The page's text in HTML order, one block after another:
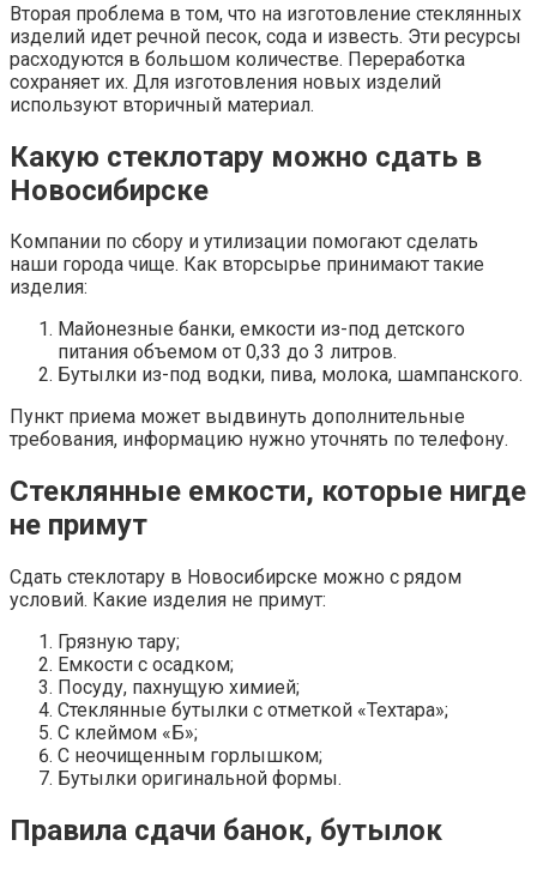
Вторая проблема в том, что на изготовление стеклянных
изделий идет речной песок, сода и известь. Эти ресурсы
расходуются в большом количестве. Переработка
сохраняет их. Для изготовления новых изделий
используют вторичный материал.
Какую стеклотару можно сдать в
Новосибирске
Компании по сбору и утилизации помогают сделать
наши города чище. Как вторсырье принимают такие
изделия:
Майонезные банки, емкости из-под детского
питания объемом от 0,33 до 3 литров.
Бутылки из-под водки, пива, молока, шампанского.
Пункт приема может выдвинуть дополнительные
требования, информацию нужно уточнять по телефону.
Стеклянные емкости, которые нигде
не примут
Сдать стеклотару в Новосибирске можно с рядом
условий. Какие изделия не примут:
Грязную тару;
Емкости с осадком;
Посуду, пахнущую химией;
Стеклянные бутылки с отметкой «Техтара»;
С клеймом «Б»;
С неочищенным горлышком;
Бутылки оригинальной формы.
Правила сдачи банок, бутылок